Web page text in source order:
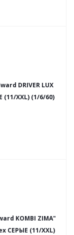
DRIVER LUX
XXL) (1/6/60)
KOMBI ZIMA"
СЕРЫЕ (11/XXL)